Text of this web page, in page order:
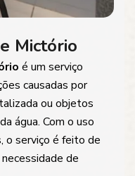
Mictório
é um serviço
causadas por
ou objetos
água. Com o uso
o serviço é feito de
de